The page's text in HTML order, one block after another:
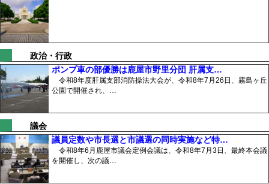
政治・行政
ポンプ車の部優勝は鹿屋市野里分団 肝属支…
令和8年度肝属支部消防操法大会が、令和8年7月26日、霧島ヶ丘
公園で開催され、…
議会
議員定数や市長選と市議選の同時実施など特…
令和8年6月鹿屋市議会定例会議は、令和8年7月3日、最終本会議
を開催し、次の議…